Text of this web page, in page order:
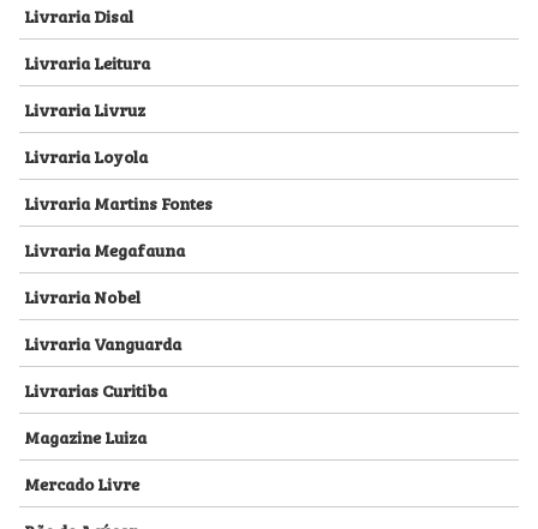
Livraria Disal
Livraria Leitura
Livraria Livruz
Livraria Loyola
Livraria Martins Fontes
Livraria Megafauna
Livraria Nobel
Livraria Vanguarda
Livrarias Curitiba
Magazine Luiza
Mercado Livre